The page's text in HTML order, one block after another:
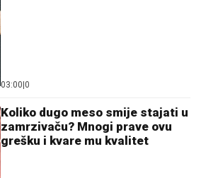
03:00|0
Koliko dugo meso smije stajati u
zamrzivaču? Mnogi prave ovu
grešku i kvare mu kvalitet